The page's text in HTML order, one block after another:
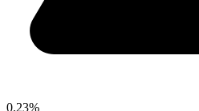
0.23%